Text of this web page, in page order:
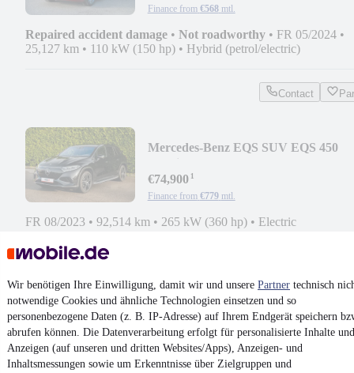
Wir benötigen Ihre Einwilligung, damit wir und unsere Partner technisch
notwendige Cookies und ähnliche Technologien einsetzen und so
personenbezogene Daten (z. B. IP-Adresse) auf Ihrem Endgerät speichern
abrufen können. Die Datenverarbeitung erfolgt für personalisierte Inhalte und
Anzeigen (auf unseren und dritten Websites/Apps), Anzeigen- und
Inhaltsmessungen sowie um Erkenntnisse über Zielgruppen und
Finance from €568 mtl.
Repaired accident damage • Not roadworthy • FR 05/2024 •
25,127 km • 110 kW (150 hp) • Hybrid (petrol/electric)
Contact
Mercedes-Benz EQS SUV EQS 450
€74,900¹
Finance from €779 mtl.
FR 08/2023 • 92,514 km • 265 kW (360 hp) • Electric
VAT reclaimable